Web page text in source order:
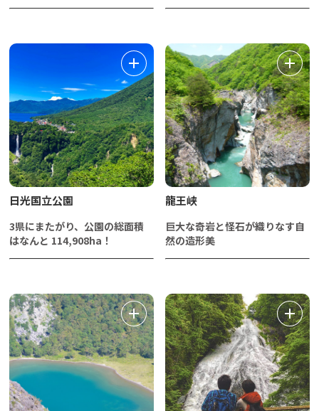
日光国立公園
3県にまたがり、公園の総面積
はなんと 114,908ha！
龍王峡
巨大な奇岩と怪石が織りなす自
然の造形美